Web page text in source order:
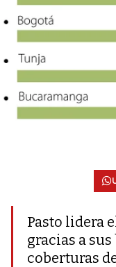
Pasto lidera
gracias a
coberturas